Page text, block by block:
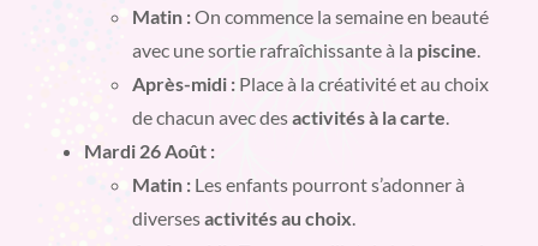
Matin :On commence la semaine en beauté
avec une sortie rafraîchissante à la piscine.
Après-midi : Place à la créativité et au choix
de chacun avec desactivités à la carte.
Mardi 26 Août :
Matin : Les enfants pourront s’adonner à
diversesactivités au choix.